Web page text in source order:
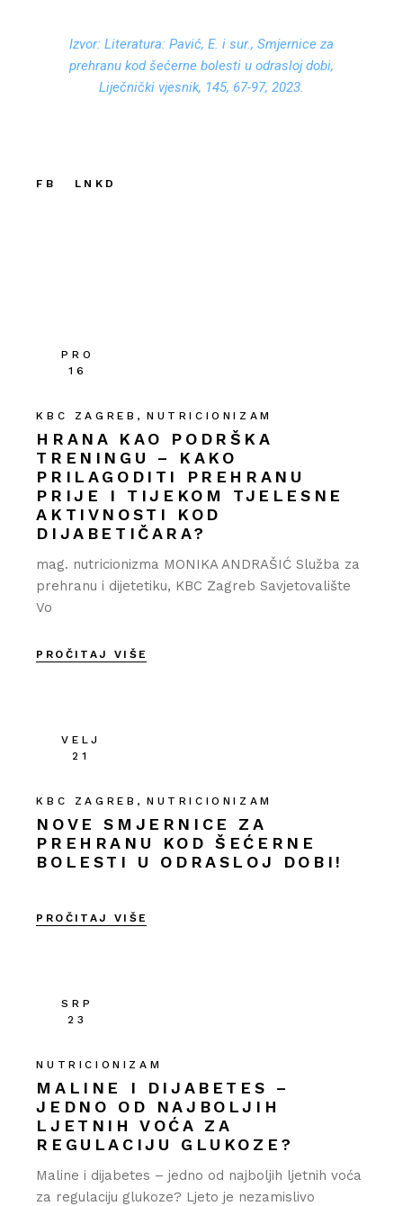
Izvor: Literatura: Pavić, E. i sur., Smjernice za
prehranu kod šećerne bolesti u odrasloj dobi,
Liječnički vjesnik, 145, 67-97, 2023.
FB LNKD
PRO
16
KBC ZAGREB NUTRICIONIZAM
HRANA KAO PODRŠKA
TRENINGU – KAKO
PRILAGODITI PREHRANU
PRIJE I TIJEKOM TJELESNE
AKTIVNOSTI KOD
DIJABETIČARA?
mag. nutricionizma MONIKA ANDRAŠIĆ Služba za
prehranu i dijetetiku, KBC Zagreb Savjetovalište
Vo
PROČITAJ VIŠE
VELJ
21
KBC ZAGREB NUTRICIONIZAM
NOVE SMJERNICE ZA
PREHRANU KOD ŠEĆERNE
BOLESTI U ODRASLOJ DOBI!
PROČITAJ VIŠE
SRP
23
NUTRICIONIZAM
MALINE I DIJABETES –
JEDNO OD NAJBOLJIH
LJETNIH VOĆA ZA
REGULACIJU GLUKOZE?
Maline i dijabetes – jedno od najboljih ljetnih voća
za regulaciju glukoze? Ljeto je nezamislivo